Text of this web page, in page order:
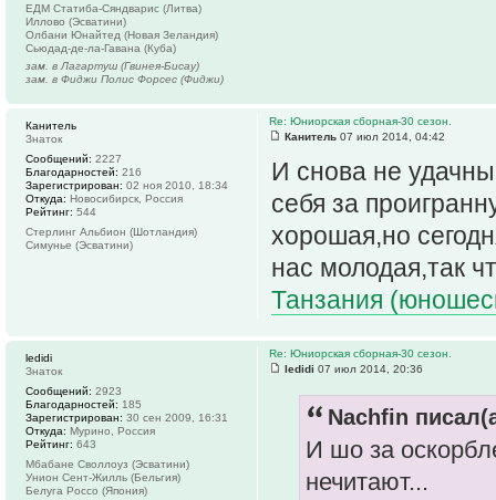
ЕДМ Статиба-Сяндварис (Литва)
Иллово (Эсватини)
Олбани Юнайтед (Новая Зеландия)
Сьюдад-де-ла-Гавана (Куба)
зам. в Лагартуш (Гвинея-Бисау)
зам. в Фиджи Полис Форсес (Фиджи)
Re: Юниорская сборная-30 сезон.
Канитель 07 июл 2014, 04:42
И снова не
себя за
хорошая,но
нас молодая,так
Танзания
Канитель
Знаток
Сообщений: 2227
Благодарностей: 216
Зарегистрирован: 02 ноя 2010, 18:34
Откуда: Новосибирск, Россия
Рейтинг: 544
Стерлинг Альбион (Шотландия)
Симунье (Эсватини)
Re: Юниорская сборная-30 сезон.
ledidi 07 июл 2014, 20:36
Nachfin
И шо за
нечитают...
ledidi
Знаток
Сообщений: 2923
Благодарностей: 185
Зарегистрирован: 30 сен 2009, 16:31
Откуда: Мурино, Россия
Рейтинг: 643
Мбабане Своллоуз (Эсватини)
Унион Сент-Жилль (Бельгия)
Белуга Россо (Япония)